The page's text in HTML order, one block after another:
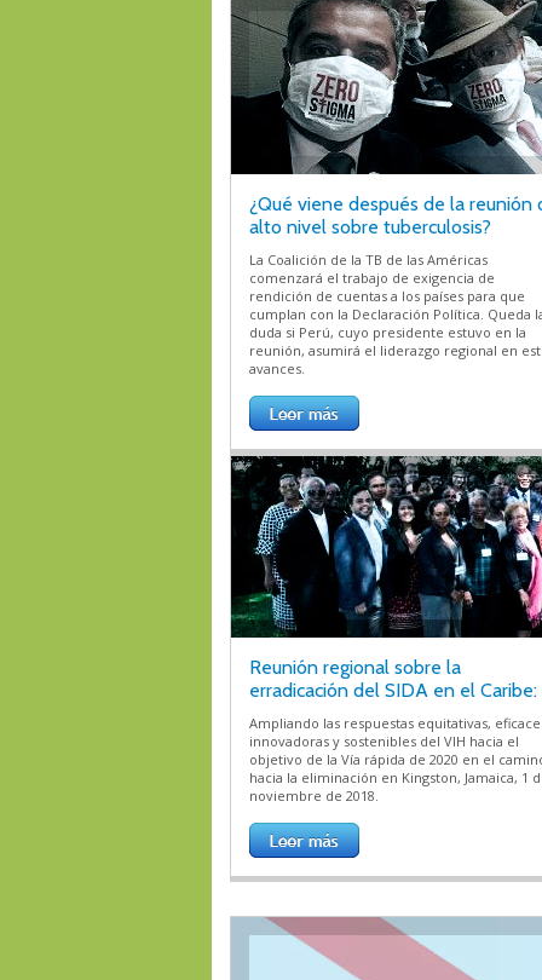
¿Qué viene después de la reunión
alto nivel sobre tuberculosis?
La Coalición de la TB de las Américas
comenzará el trabajo de exigencia de
rendición de cuentas a los países para que
cumplan con la Declaración Política. Queda
duda si Perú, cuyo presidente estuvo en la
reunión, asumirá el liderazgo regional en
avances.
Reunión regional sobre la
erradicación del SIDA en el Caribe:
Ampliando las respuestas equitativas,
innovadoras y sostenibles del VIH hacia el
objetivo de la Vía rápida de 2020 en el
hacia la eliminación en Kingston, Jamaica, 1
noviembre de 2018.